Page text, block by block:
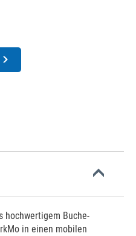
hochwertigem Buche-
in einen mobilen